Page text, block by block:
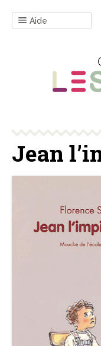
Aide
Jean